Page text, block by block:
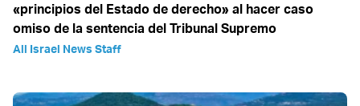
«principios del Estado de derecho» al hacer caso
omiso de la sentencia del Tribunal Supremo
All Israel News Staff